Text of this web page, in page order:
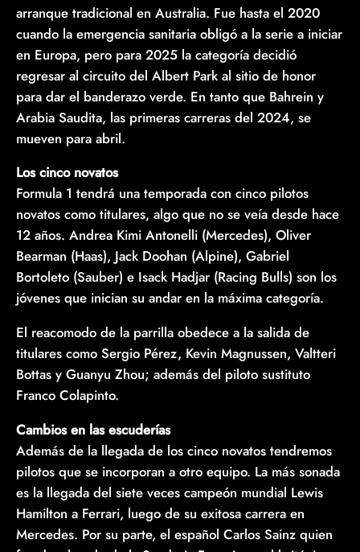
arranque tradicional en Australia. Fue hasta el 2020
cuando la emergencia sanitaria obligó a la serie a iniciar
en Europa, pero para 2025 la categoría decidió
regresar al circuito del Albert Park al sitio de honor
para dar el banderazo verde. En tanto que Bahrein y
Arabia Saudita, las primeras carreras del 2024, se
mueven para abril.
Los cinco novatos
Formula 1 tendrá una temporada con cinco pilotos
novatos como titulares, algo que no se veía desde hace
12 años. Andrea Kimi Antonelli (Mercedes), Oliver
Bearman (Haas), Jack Doohan (Alpine), Gabriel
Bortoleto (Sauber) e Isack Hadjar (Racing Bulls) son los
jóvenes que inician su andar en la máxima categoría.
El reacomodo de la parrilla obedece a la salida de
titulares como Sergio Pérez, Kevin Magnussen, Valtteri
Bottas y Guanyu Zhou; además del piloto sustituto
Franco Colapinto.
Cambios en las escuderías
Además de la llegada de los cinco novatos tendremos
pilotos que se incorporan a otro equipo. La más sonada
es la llegada del siete veces campeón mundial Lewis
Hamilton a Ferrari, luego de su exitosa carrera en
Mercedes. Por su parte, el español Carlos Sainz quien